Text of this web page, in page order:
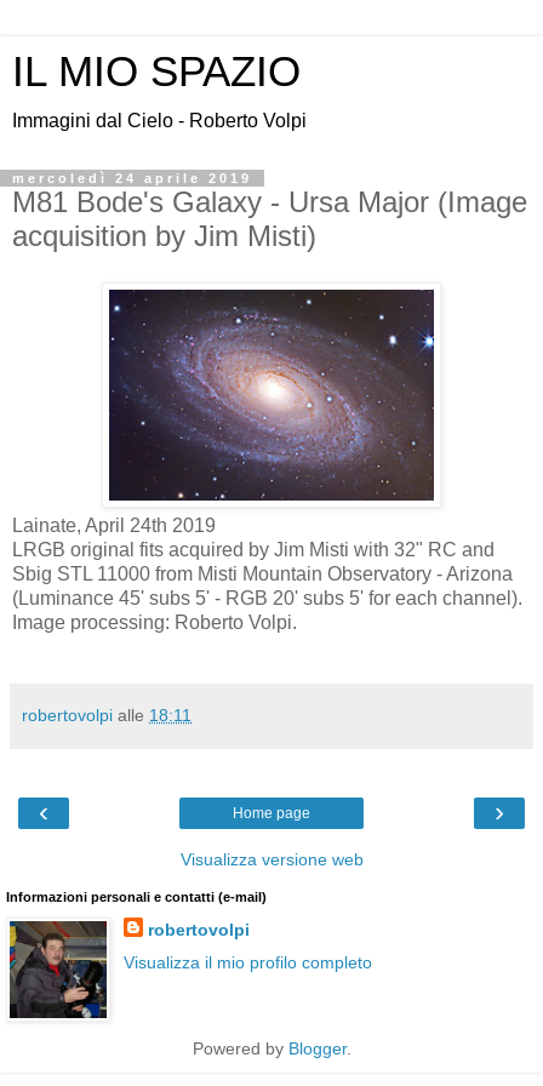
IL MIO SPAZIO
Immagini dal Cielo - Roberto Volpi
mercoledì 24 aprile 2019
M81 Bode's Galaxy - Ursa Major (Image
acquisition by Jim Misti)
Lainate, April 24th 2019
LRGB original fits acquired by Jim Misti with 32" RC and
Sbig STL 11000 from Misti Mountain Observatory - Arizona
(Luminance 45' subs 5' - RGB 20' subs 5' for each channel).
Image processing: Roberto Volpi.
robertovolpi alle 18:11
‹ ›
Home page
Visualizza versione web
Informazioni personali e contatti (e-mail)
robertovolpi
Visualizza il mio profilo completo
Powered by Blogger.